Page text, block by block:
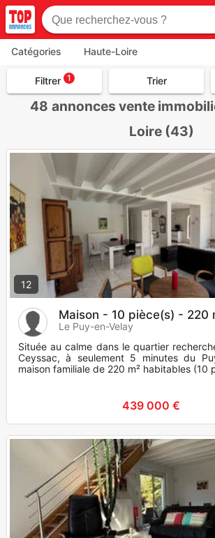
Catégories Haute-Loire
Filtrer 1 Trier
48 annonces vente
Loire (43)
12
Maison - 10 pièce(s) - 220
Le Puy-en-Velay
Située au calme dans le quartier
Ceyssac, à seulement 5 minutes du
maison familiale de 220 m² habitables (10
439 000 €